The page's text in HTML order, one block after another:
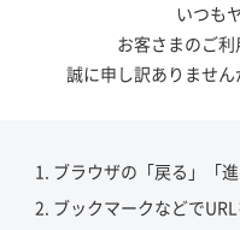
いつも
お客さまのご
誠に申し訳ありません
ブラウザの「戻る」「
ブックマークなどで